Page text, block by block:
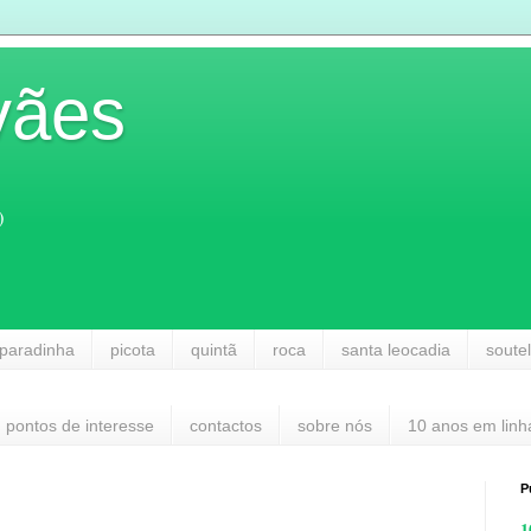
picota quintã roca santa leocadia
pontos de interesse contactos sobre nós 10 anos em